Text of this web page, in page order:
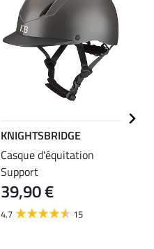
KNIGHTSBRIDGE
Casque d'équitation
Support
39,90 €
4.7 15